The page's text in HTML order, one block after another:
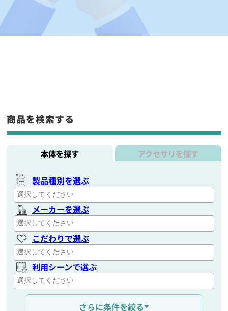
商品を検索する
本体を探す アクセサリを探す
製品種別を選ぶ
メーカーを選ぶ
こだわりで選ぶ
利用シーンで選ぶ
通信距離を選ぶ
さらに条件を絞る